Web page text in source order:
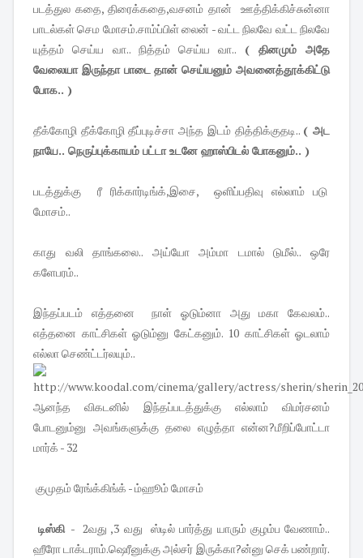
படத்துல கதை, திரைக்கதை,வசனம் தான் ஊத்திக்கிச்சுன்னா
பாடல்கள் செம மோசம்.சாம்ப்பிள் லைன் - வட்ட நிலவே வட்ட நிலவே
யுத்தம் செய்ய வா.. நித்தம் செய்ய வா.. ( தினமும் அதே
வேலையா இருந்தா பாடை தான் செய்யனும் அவனைத்தூக்கிட்டு
போக.. )
தீக்கோழி தீக்கோழி தீப்புடிச்சா அந்த இடம் தித்திக்குதடி.. ( அட
நாயே.. நெருப்புக்காயம் பட்டா உடனே ஹாஸ்பிடல் போகனும்.. )
படத்துக்கு ரீ ரிக்கார்டிங்க்,இசை, ஒளிப்பதிவு எல்லாம் படு
மோசம்..
காது வலி தாங்கலை.. அய்யோ அம்மா டமால் டுமீல்.. ஒரே
களேபரம்..
இந்தப்படம் எத்தனை நாள் ஓடும்னா அது மகா கேவலம்..
எத்தனை காட்சிகள் ஓடும்னு கேட்கனும். 10 காட்சிகள் ஓடலாம்
எல்லா செண்ட்டர்லயும்..
ஆனந்த விகடனில் இந்தப்படத்துக்கு எல்லாம் விமர்சனம்
போடனும்னு அவங்களுக்கு தலை எழுத்தா என்ன?மீறிப்போட்டா
மார்க் - 32
குமுதம் ரேங்க்கிங்க் - ம்ஹூம் மோசம்
டிஸ்கி - 2வது ,3 வது ஸ்டில் பார்த்து யாரும் குழம்ப வேணாம்..
ஹீரோ டாக்டராம்.ஷெரீனுக்கு அல்சர் இருக்கா?ன்னு செக் பண்றார்.